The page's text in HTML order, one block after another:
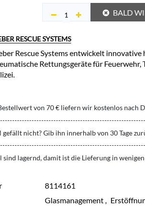
BALD
RESCUE SYSTEMS
Rescue Systems entwickelt innovative
Rettungsgeräte für Feuerwehr,
von 70 € liefern wir kostenlos nach
nicht? Gib ihn innerhalb von 30 Tage
lagernd, damit ist die Lieferung in wenigen
8114161
Glasmanagement,